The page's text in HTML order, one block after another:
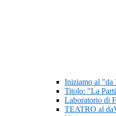
Iniziamo al "da
Titolo: "La
Laboratorio di
TEATRO al